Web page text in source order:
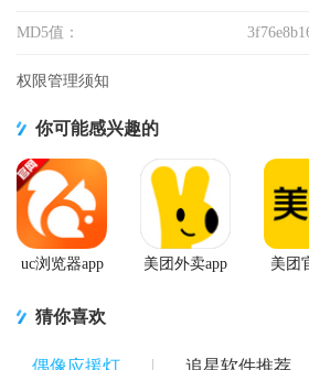
MD5值：
权限管理须知
你可能感兴趣的
uc浏览器app
美团外卖app
美团
猜你喜欢
偶像应援灯 追星软件推荐